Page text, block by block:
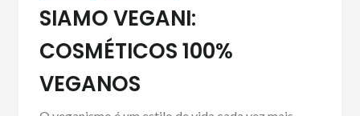
SIAMO VEGANI:
COSMÉTICOS 100%
VEGANOS